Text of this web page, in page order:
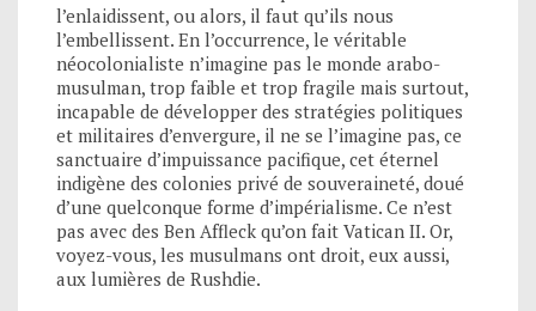
l’enlaidissent, ou alors, il faut qu’ils nous
l’embellissent. En l’occurrence, le véritable
néocolonialiste n’imagine pas le monde arabo-
musulman, trop faible et trop fragile mais surtout,
incapable de développer des stratégies politiques
et militaires d’envergure, il ne se l’imagine pas, ce
sanctuaire d’impuissance pacifique, cet éternel
indigène des colonies privé de souveraineté, doué
d’une quelconque forme d’impérialisme. Ce n’est
pas avec des Ben Affleck qu’on fait Vatican II. Or,
voyez-vous, les musulmans ont droit, eux aussi,
aux lumières de Rushdie.